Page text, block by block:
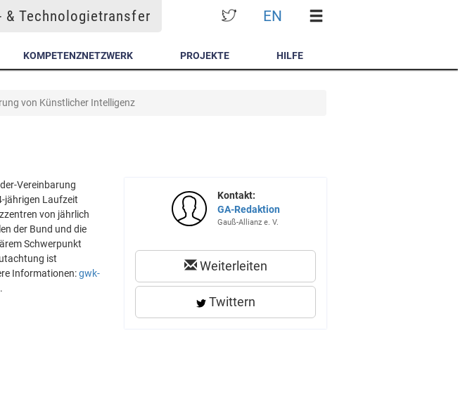
& Technologietransfer EN
KOMPETENZNETZWERK PROJEKTE HILFE
von Künstlicher Intelligenz
Vereinbarung
jährigen Laufzeit
von jährlich
der Bund und die
Schwerpunkt
ist
Informationen:gwk-
.
Kontakt:
GA-Redaktion
Gauß-Allianz e. V.
Weiterleiten
Twittern